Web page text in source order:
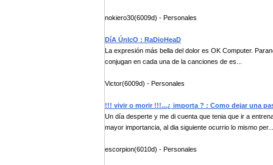
nokiero30(6009d) - Personales
DíA ÚnIcO : RaDioHeaD
La expresión más bella del dolor es OK Computer.
conjugan en cada una de la canciones de es...
Victor(6009d) - Personales
!!! vivir o morir !!!...¿ importa ? : Como dejar una
Un día desperte y me di cuenta que tenia que ir a
mayor importancia, al dia siguiente ocurrio lo mismo per...
escorpion(6010d) - Personales